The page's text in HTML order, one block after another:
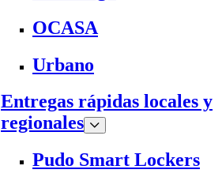
OCASA
Urbano
Entregas rápidas locales y
regionales
Pudo Smart Lockers